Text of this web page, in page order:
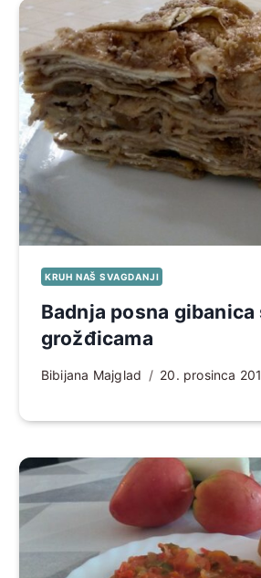
KRUH NAŠ SVAGDANJI
Badnja posna
grožđicama
Bibijana Majglad 20. prosinca